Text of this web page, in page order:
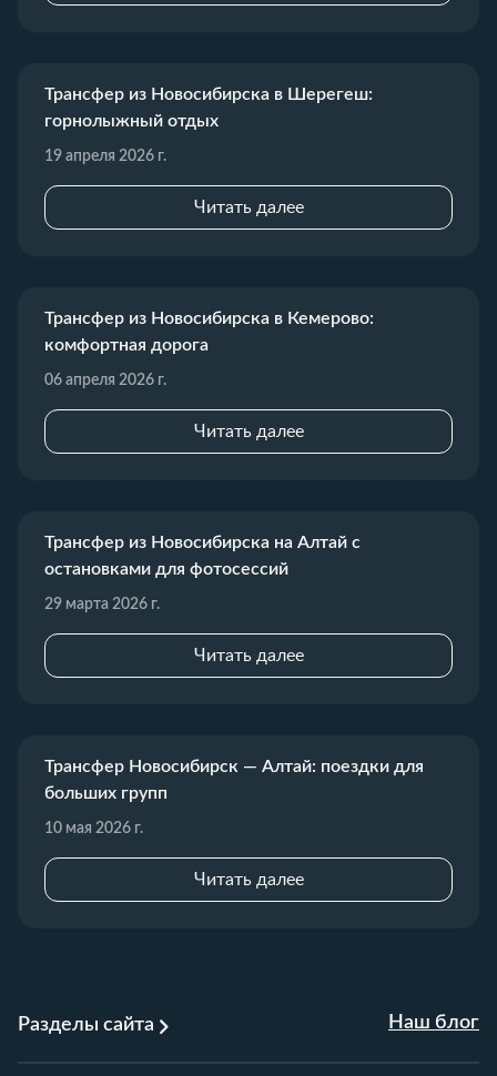
Трансфер из Новосибирска в Шерегеш:
горнолыжный отдых
19 апреля 2026 г.
Читать далее
Трансфер из Новосибирска в Кемерово:
комфортная дорога
06 апреля 2026 г.
Читать далее
Трансфер из Новосибирска на Алтай с
остановками для фотосессий
29 марта 2026 г.
Читать далее
Трансфер Новосибирск — Алтай: поездки для
больших групп
10 мая 2026 г.
Читать далее
Разделы сайта Наш блог